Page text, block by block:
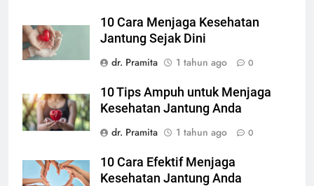
10 Cara Menjaga Kesehatan
Jantung Sejak Dini
dr. Pramita
1 tahun ago 0
10 Tips Ampuh untuk Menjaga
Kesehatan Jantung Anda
dr. Pramita
1 tahun ago 0
10 Cara Efektif Menjaga
Kesehatan Jantung Anda